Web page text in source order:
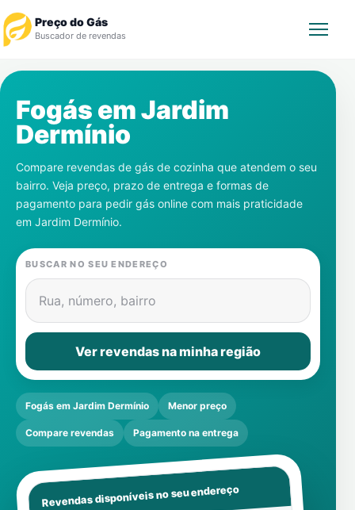
Preço do Gás
Buscador de revendas
Revendedor
Notícias
Cadastre-se
Gás
Contatos
Fogás emJardim
Dermínio
Compare revendas de gás de cozinha que atendem o seu
bairro. Veja preço, prazo de entrega e formas de
pagamento para pedir gás online com mais praticidade
em Jardim Dermínio.
BUSCAR NO SEU ENDEREÇO
Rua, número, bairro
Ver revendas na minha região
Fogás em Jardim Dermínio Menor preço
Compare revendas Pagamento na entrega
Revendas disponíveis no seu endereço